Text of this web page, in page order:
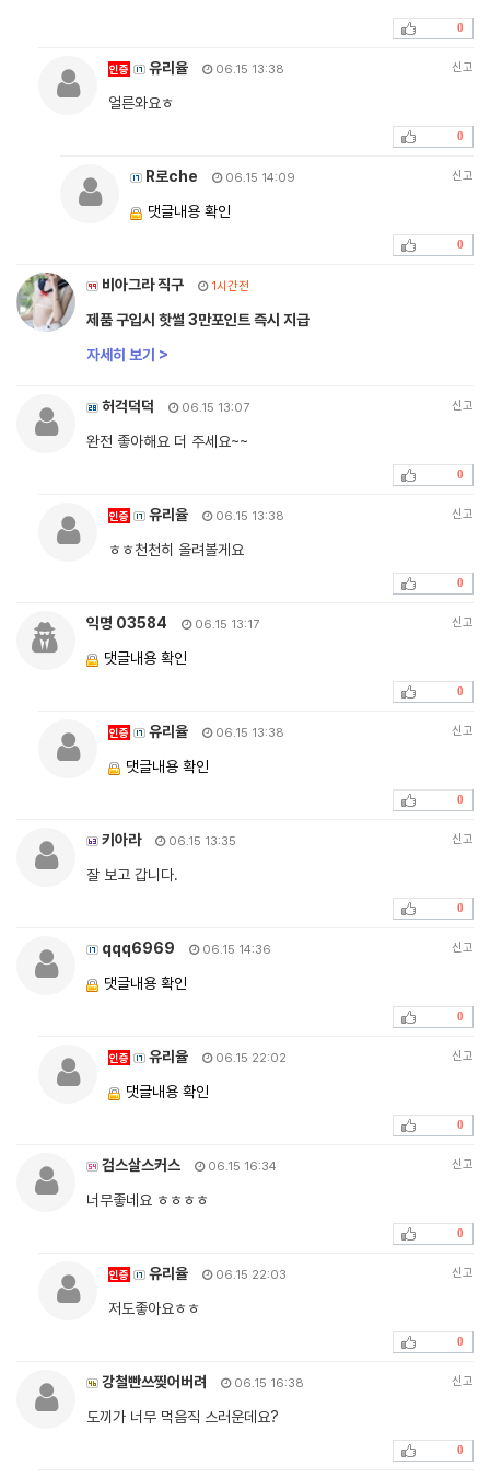
0
인증 유리율 06.15 13:38 신고
얼른와요ㅎ
0
R로che 06.15 14:09 신고
댓글내용 확인
0
비아그라 직구 1시간전
제품 구입시 핫썰 3만포인트 즉시 지급
자세히 보기 >
허걱덕덕 06.15 13:07 신고
완전 좋아해요 더 주세요~~
0
인증 유리율 06.15 13:38 신고
ㅎㅎ천천히 올려볼게요
0
익명 03584 06.15 13:17 신고
댓글내용 확인
0
인증 유리율 06.15 13:38 신고
댓글내용 확인
0
키아라 06.15 13:35 신고
잘 보고 갑니다.
0
qqq6969 06.15 14:36 신고
댓글내용 확인
0
인증 유리율 06.15 22:02 신고
댓글내용 확인
0
검스살스커스 06.15 16:34 신고
너무좋네요 ㅎㅎㅎㅎ
0
인증 유리율 06.15 22:03 신고
저도좋아요ㅎㅎ
0
강철빤쓰찢어버려 06.15 16:38 신고
도끼가 너무 먹음직 스러운데요?
0